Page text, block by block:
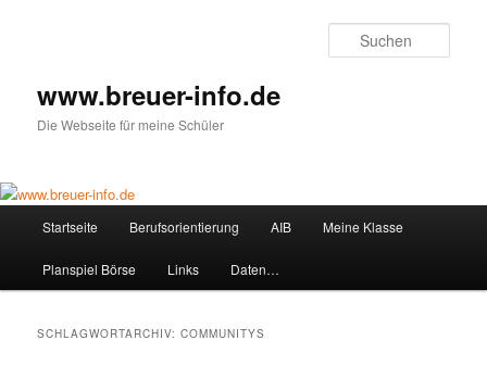
www.breuer-info.de
Die Webseite für meine Schüler
Startseite Berufsorientierung AIB Meine Klasse
Planspiel Börse Links Daten…
SCHLAGWORTARCHIV:COMMUNITYS